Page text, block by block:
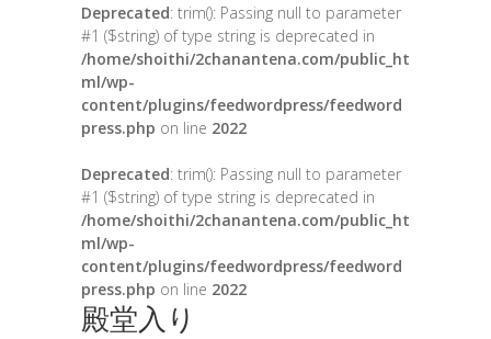
Deprecated: trim(): Passing null to parameter
#1 ($string) of type string is deprecated in
/home/shoithi/2chanantena.com/public_ht
ml/wp-
content/plugins/feedwordpress/feedword
press.php on line 2022
Deprecated: trim(): Passing null to parameter
#1 ($string) of type string is deprecated in
/home/shoithi/2chanantena.com/public_ht
ml/wp-
content/plugins/feedwordpress/feedword
press.php on line 2022
殿堂入り